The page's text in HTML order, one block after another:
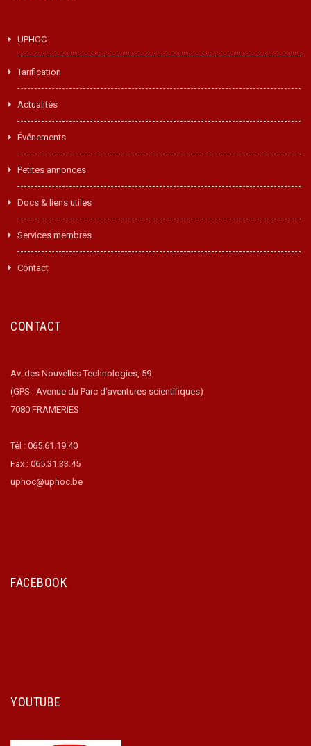
UPHOC
Tarification
Actualités
Événements
Petites annonces
Docs & liens utiles
Services membres
Contact
CONTACT
Av. des Nouvelles Technologies, 59
(GPS : Avenue du Parc d’aventures scientifiques)
7080 FRAMERIES
Tél : 065.61.19.40
Fax : 065.31.33.45
uphoc@uphoc.be
FACEBOOK
YOUTUBE